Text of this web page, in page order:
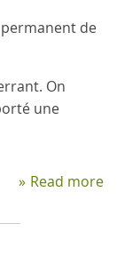
de
On
une
Read more